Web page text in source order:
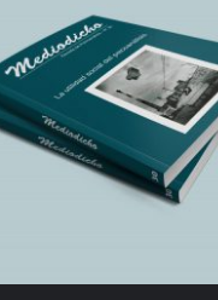
DETALLES